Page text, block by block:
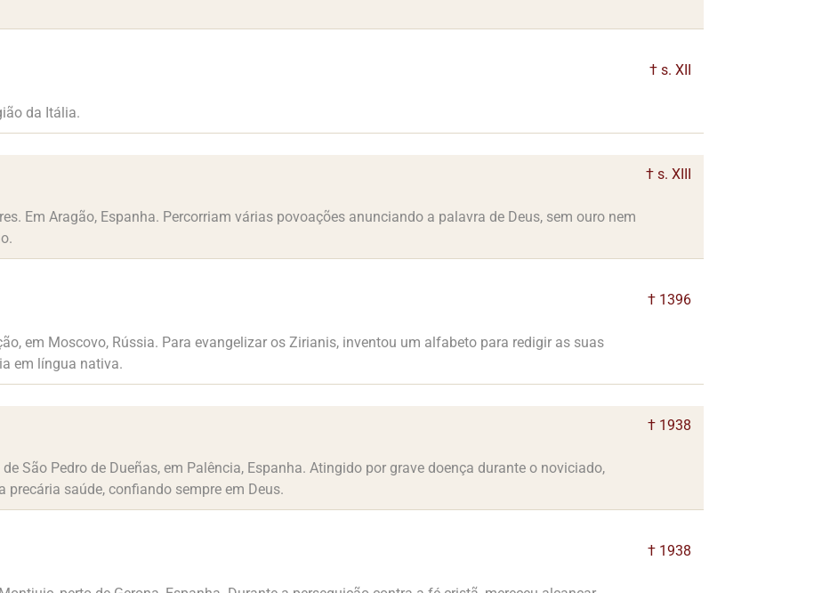
da Itália.
† s. XII
Em Aragão, Espanha. Percorriam várias povoações anunciando a palavra de Deus, sem ouro nem
† s. XIII
em Moscovo, Rússia. Para evangelizar os Zirianis, inventou um alfabeto para redigir as suas
em língua nativa.
† 1396
São Pedro de Dueñas, em Palência, Espanha. Atingido por grave doença durante o noviciado,
saúde, confiando sempre em Deus.
† 1938
† 1938